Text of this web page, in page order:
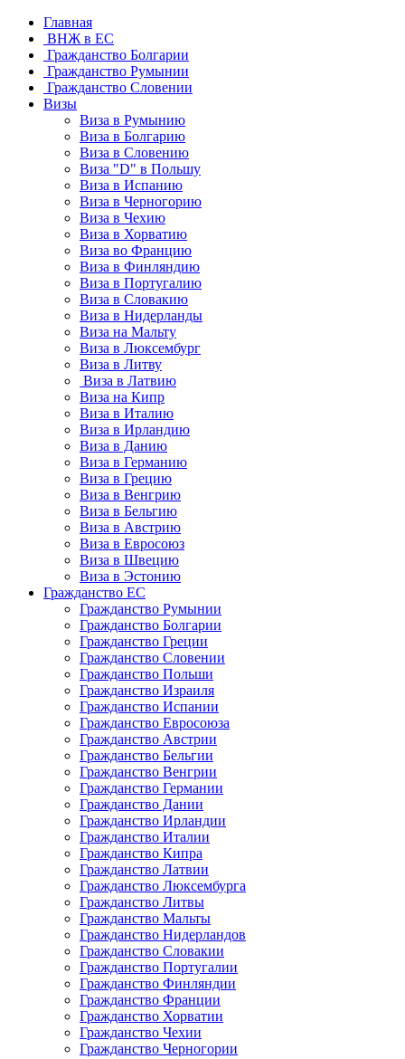
Главная
ВНЖ в ЕС
Гражданство Болгарии
Гражданство Румынии
Гражданство Словении
Визы
Виза в Румынию
Виза в Болгарию
Виза в Словению
Виза "D" в Польшу
Виза в Испанию
Виза в Черногорию
Виза в Чехию
Виза в Хорватию
Виза во Францию
Виза в Финляндию
Виза в Португалию
Виза в Словакию
Виза в Нидерланды
Виза на Мальту
Виза в Люксембург
Виза в Литву
Виза в Латвию
Виза на Кипр
Виза в Италию
Виза в Ирландию
Виза в Данию
Виза в Германию
Виза в Грецию
Виза в Венгрию
Виза в Бельгию
Виза в Австрию
Виза в Евросоюз
Виза в Швецию
Виза в Эстонию
Гражданство ЕС
Гражданство Румынии
Гражданство Болгарии
Гражданство Греции
Гражданство Словении
Гражданство Польши
Гражданство Израиля
Гражданство Испании
Гражданство Евросоюза
Гражданство Австрии
Гражданство Бельгии
Гражданство Венгрии
Гражданство Германии
Гражданство Дании
Гражданство Ирландии
Гражданство Италии
Гражданство Кипра
Гражданство Латвии
Гражданство Люксембурга
Гражданство Литвы
Гражданство Мальты
Гражданство Нидерландов
Гражданство Словакии
Гражданство Португалии
Гражданство Финляндии
Гражданство Франции
Гражданство Хорватии
Гражданство Чехии
Гражданство Черногории